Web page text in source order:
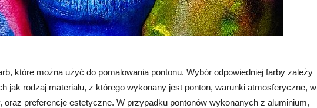
które można użyć do pomalowania pontonu. Wybór odpowiedniej farby zależy
jak rodzaj materiału, z którego wykonany jest ponton, warunki atmosferyczne, w
oraz preferencje estetyczne. W przypadku pontonów wykonanych z aluminium,